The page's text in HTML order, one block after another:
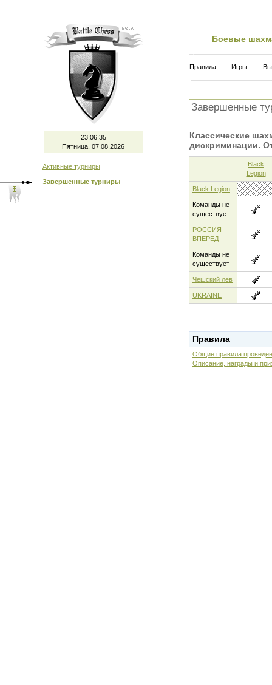
23:06:35
Пятница, 07.08.2026
Активные турниры
Завершенные турниры
Боевые
Правила Игры
Завершенные
Классические
дискриминации.
Black
Legion
Black Legion
Команды не
существует
РОССИЯ
ВПЕРЕД
Команды не
существует
Чешский лев
UKRAINE
Правила
Общие правила
Описание, награды и